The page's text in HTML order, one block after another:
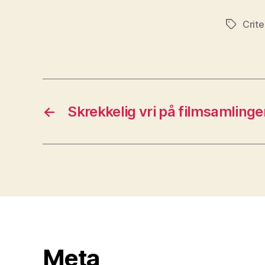
Stikkord
← Skrekkelig vri på
Meta